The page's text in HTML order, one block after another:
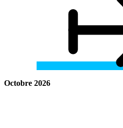
Octobre 2026